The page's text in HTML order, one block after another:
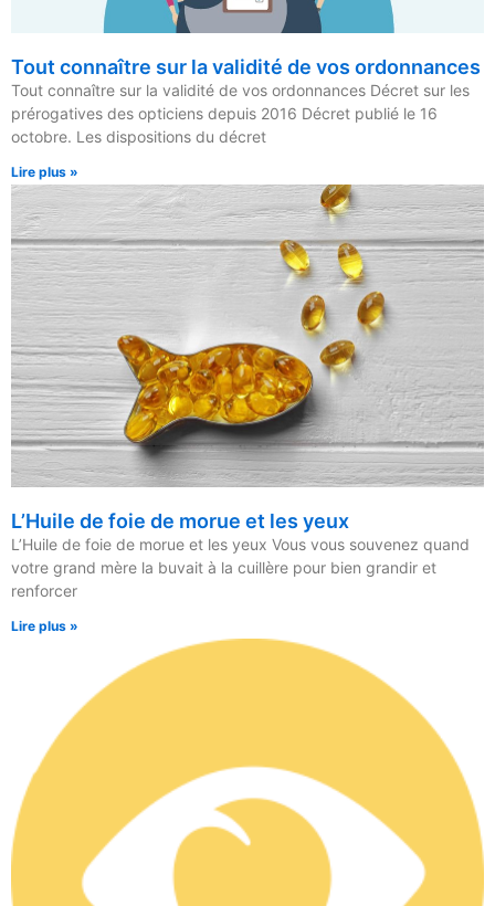
Tout connaître sur la validité de vos ordonnances
Tout connaître sur la validité de vos ordonnances Décret sur les
prérogatives des opticiens depuis 2016 Décret publié le 16
octobre. Les dispositions du décret
Lire plus »
L’Huile de foie de morue et les yeux
L’Huile de foie de morue et les yeux Vous vous souvenez quand
votre grand mère la buvait à la cuillère pour bien grandir et
renforcer
Lire plus »